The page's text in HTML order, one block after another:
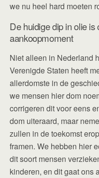
we nu heel hard moeten
De huidige dip in olie
aankoopmoment
Niet alleen in Nederland
Verenigde Staten heeft
allerdomste in de
we mensen hier dom
corrigeren dit voor eens
dom uiteraard, maar
zullen in de toekomst
framen. We hebben hier
dit soort mensen
kinderen, en dit gaat ons